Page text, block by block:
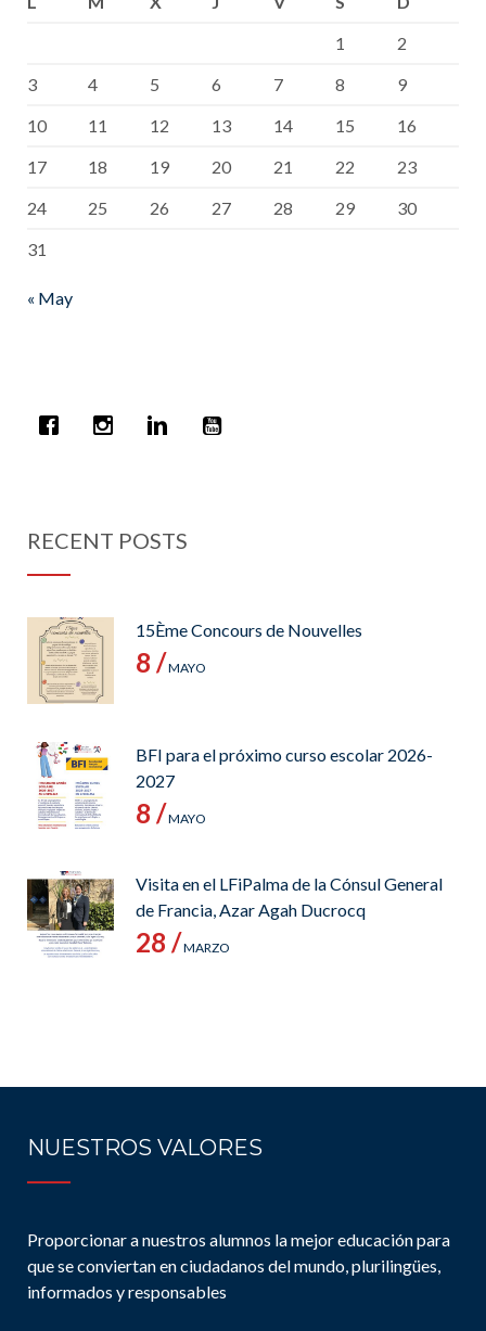
1
2
3
4 5 6 7 8
9
10
11 12 13 14 15
16
17
18 19 20 21 22
23
24
25 26 27 28 29
30
31
« May
RECENT POSTS
15Ème Concours de Nouvelles
8 /MAYO
BFI para el próximo curso escolar 2026-
2027
8 /MAYO
Visita en el LFiPalma de la Cónsul General
de Francia, Azar Agah Ducrocq
28 /MARZO
NUESTROS VALORES
Proporcionar a nuestros alumnos la mejor educación para
que se conviertan en ciudadanos del mundo, plurilingües,
informados y responsables